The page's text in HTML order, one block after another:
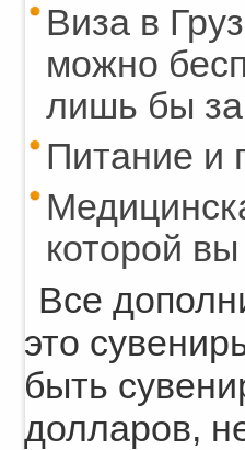
Виза в
можно
лишь бы
Питание и
которой
Все
это
быть
долларов,